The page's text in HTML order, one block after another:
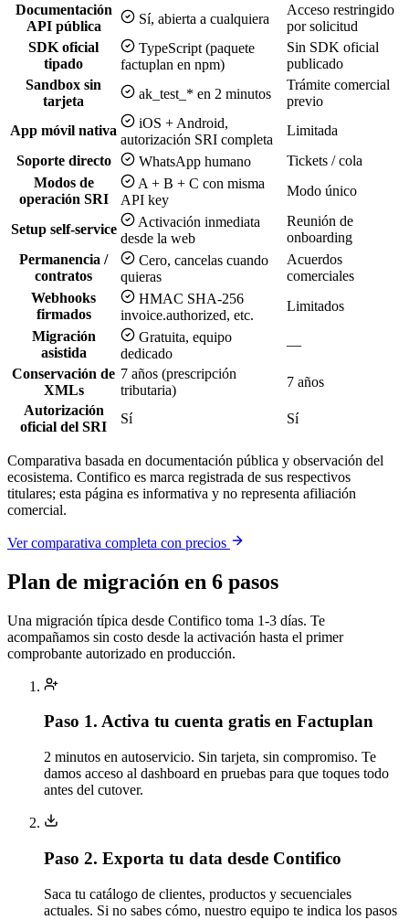
Documentación
API pública
Sí, abierta a cualquiera
Acceso restringido
por solicitud
SDK oficial
tipado
TypeScript (paquete
factuplan en npm)
Sin SDK oficial
publicado
Sandbox sin
tarjeta
ak_test_* en 2 minutos
Trámite comercial
previo
App móvil nativa
iOS + Android,
autorización SRI completa
Limitada
Soporte directo
WhatsApp humano
Tickets / cola
Modos de
operación SRI
A + B + C con misma
API key
Modo único
Setup self-service
Activación inmediata
desde la web
Reunión de
onboarding
Permanencia /
contratos
Cero, cancelas cuando
quieras
Acuerdos
comerciales
Webhooks
firmados
HMAC SHA-256
invoice.authorized, etc.
Limitados
Migración
asistida
Gratuita, equipo
dedicado
—
Conservación de
XMLs
7 años (prescripción
tributaria)
7 años
Autorización
oficial del SRI
Sí Sí
Comparativa basada en documentación pública y observación del
ecosistema. Contifico es marca registrada de sus respectivos
titulares; esta página es informativa y no representa afiliación
comercial.
Ver comparativa completa con precios
Plan de migración en 6 pasos
Una migración típica desde Contifico toma 1-3 días. Te
acompañamos sin costo desde la activación hasta el primer
comprobante autorizado en producción.
Paso 1. Activa tu cuenta gratis en Factuplan
2 minutos en autoservicio. Sin tarjeta, sin compromiso. Te
damos acceso al dashboard en pruebas para que toques todo
antes del cutover.
Paso 2. Exporta tu data desde Contifico
Saca tu catálogo de clientes, productos y secuenciales
actuales. Si no sabes cómo, nuestro equipo te indica los pasos